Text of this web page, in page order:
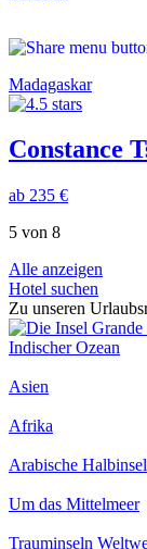
Madagaskar
Constance
ab 235 €
5 von 8
Alle anzeigen
Hotel suchen
Zu unseren
Indischer Ozean
Asien
Afrika
Arabische Halbinsel
Um das Mittelmeer
Trauminseln